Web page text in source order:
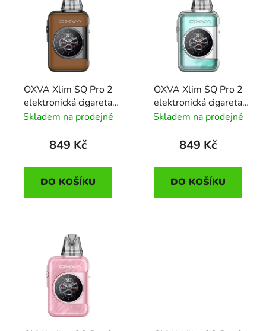
OXVA Xlim SQ Pro 2
elektronická cigareta
1600mAh Brown
Skladem na prodejně
849 Kč
DO KOŠÍKU
OXVA Xlim SQ Pro 2
elektronická cigareta
1600mAh Celadon
Skladem na prodejně
849 Kč
DO KOŠÍKU